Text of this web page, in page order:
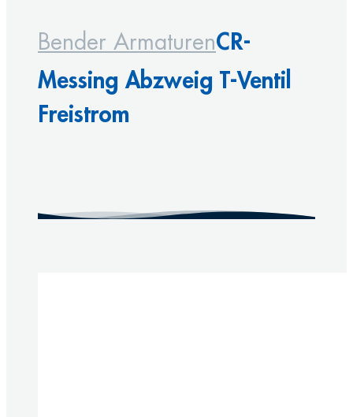
Bender ArmaturenCR-
Messing Abzweig T-Ventil
Freistrom